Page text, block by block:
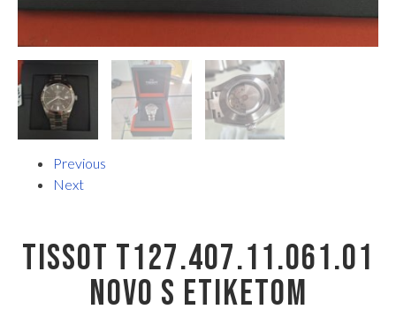
Previous
Next
TISSOT T127.407.11.061.01
NOVO S ETIKETOM